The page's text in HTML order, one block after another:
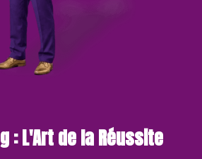
: L'Art de la Réussite